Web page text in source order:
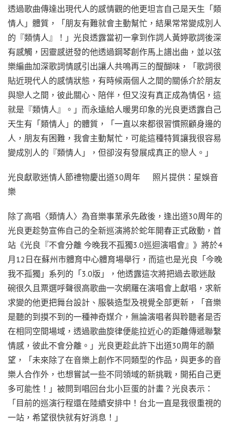
透過歌曲傳達出現代人的感情觀的他更坦言自己是天生「類
情人」體質，「朋友有難就會主動幫忙，結果常常變成別人
的『類情人』！」光良透露當初一拿到作詞人黃婷歌詞後深
有感觸，因靈感迸發的他透過鋼琴創作馬上譜出曲，並以弦
樂編曲加深歌詞情感引出讓人共鳴再三的醍醐味，「歌詞很
貼近現代人的感情狀態，有時候兩個人之間的關係介於朋友
與戀人之間，彼此關心、陪伴，但又沒有真正成為情侶，這
就是『類情人』。」而永遠給人暖男印象的光良更透露自己
天生有「類情人」的體質，「一直以來都很習慣照顧身邊的
人，朋友有困難，我會主動幫忙，可能這種特質讓我很容易
變成別人的『類情人」，但卻沒有發展成真正的戀人。」
光良獻歌迷情人節禮物慶出道30周年 照片提供：星娛音
樂
除了高唱〈類情人〉為音樂事業承先啟後，逢出道30周年的
光良更趁勢宣佈自己的全新巡演將於蛇年開春正式啟動，首
站《光良『不會分離 今晚我不孤獨3.0巡迴演唱會』》將於4
月12日在蘇州市體育中心體育場舉行，而這也是光良「今晚
我不孤獨」系列的「3.0版」，他透露這次將把過去歌迷敲
碗很久且票選呼聲很高歌曲一次網羅在演唱會上獻唱，求新
求變的他更把舞台設計、服裝造型及視覺全部更新，「音樂
是聽的到摸不到的一種神奇媒介，無論演唱者與聆聽者是否
在相同空間場域，透過歌曲旋律便能拉近心的距離傳遞聯繫
情感，彼此不會分離。」光良更趁此許下出道30周年的願
望，「未來除了在音樂上創作不同類型的作品，與更多的音
樂人合作外，也想嘗試一些不同領域的新挑戰，開拓自己更
多可能性！」被問到唱回台北小巨蛋的計畫？光良表示：
「目前的巡演行程還在陸續安排中！台北一直是我很重視的
一站，希望很快就有好消息！」